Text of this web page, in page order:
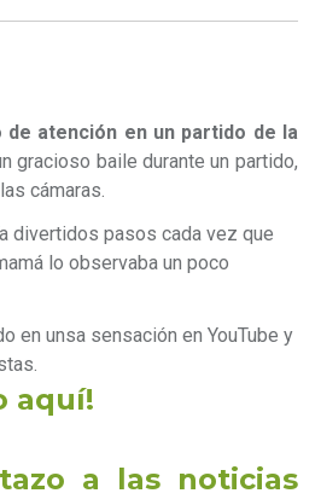
de atención en un partido de la
gracioso baile durante un partido,
cámaras.
divertidos pasos cada vez que
lo observaba un poco
en unsa sensación en YouTube y
aquí!
a las noticias